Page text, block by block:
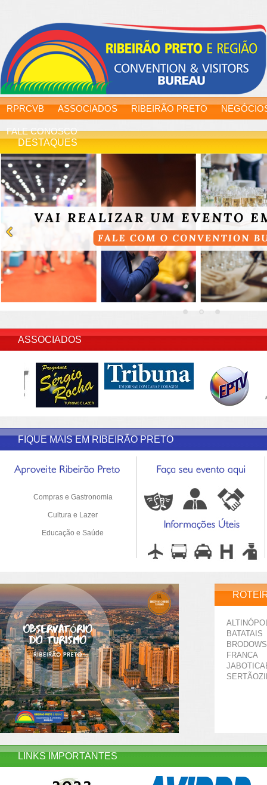
RPRCVB ASSOCIADOS RIBEIRÃO PRETO
FALE CONOSCO
DESTAQUES
ASSOCIADOS
FIQUE MAIS EM RIBEIRÃO PRETO
Compras e Gastronomia
Cultura e Lazer
Educação e Saúde
BATATAIS
FRANCA
LINKS IMPORTANTES